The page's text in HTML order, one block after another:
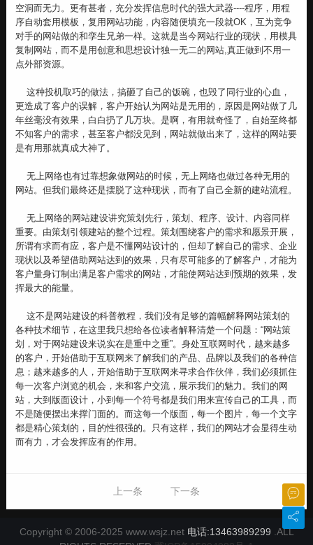
空洞而无力。更有甚者，充分发挥信息时代的强大武器----程序，用程
序自动套用模板，复用网站功能，内容随便填充一段就OK，互为竞争
对手的网站做的和孪生兄弟一样。这就是当今网站行业的现状，用模具
复制网站，而不是用创意和思想设计独一无二的网站,真正做到不用一
点外部资源。
这种投机取巧的做法，搞砸了自己的饭碗，也毁了同行业的心血，
更造成了客户的误解，客户开始认为网站是无用的，原因是网站做了几
年丝毫没有效果，白白扔了几万块。是啊，有用就奇怪了，自始至终都
不知客户的需求，甚至客户都没见到，网站就做出来了，这样的网站要
是有用那就真成大神了。
无上网络也有过靠想象做网站的时候， 无上网络也做过各种无用的
网站。但我们最终还是摆脱了这种现状，而有了自己全新的建站流程。
无上网络的网站建设讲究策划先行，策划、程序、设计、内容同样
重要。由策划引领建站的整个过程。策划围绕客户的需求和愿景开展，
所谓有求而有应，客户是不懂网站设计的，但却了解自己的需求、企业
现状以及希望借助网站达到的效果，只有尽可能多的了解客户，才能为
客户量身订制出满足客户需求的网站，才能使网站达到预期的效果，发
挥最大的能量。
这不是网站建设的科普教程，我们没有足够的篇幅解释网站策划的
各种技术细节，在这里我只想给各位读者解释清楚一个问题：“网站策
划，对于网站建设来说实在是重中之重”。身处互联网时代，越来越多
的客户，开始借助于互联网来了解我们的产品、品牌以及我们的各种信
息；越来越多的人，开始借助于互联网来寻求合作伙伴，我们必须抓住
每一次客户浏览的机会，来和客户交流，展示我们的魅力。我们的网
站，大到版面设计，小到每一个符号都是我们用来宣传自己的工具，而
不是随便摆出来撑门面的。而这每一个版面，每一个图片，每一个文字
都是精心策划的，目的性很强的。只有这样，我们的网站才会显得生动
而有力，才会发挥应有的作用。
上一条 下一条
Copyright © 2006-2025 www.wsjz.net 电话:13463989299 .ALL